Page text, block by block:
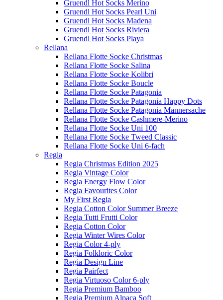
Gruendl Hot Socks Merino
Gruendl Hot Socks Pearl Uni
Gruendl Hot Socks Madena
Gruendl Hot Socks Riviera
Gruendl Hot Socks Playa
Rellana
Rellana Flotte Socke Christmas
Rellana Flotte Socke Salina
Rellana Flotte Socke Kolibri
Rellana Flotte Socke Boucle
Rellana Flotte Socke Patagonia
Rellana Flotte Socke Patagonia Happy Dots
Rellana Flotte Socke Patagonia Mannersache
Rellana Flotte Socke Cashmere-Merino
Rellana Flotte Socke Uni 100
Rellana Flotte Socke Tweed Classic
Rellana Flotte Socke Uni 6-fach
Regia
Regia Christmas Edition 2025
Regia Vintage Color
Regia Energy Flow Color
Regia Favourites Color
My First Regia
Regia Cotton Color Summer Breeze
Regia Tutti Frutti Color
Regia Cotton Color
Regia Winter Wires Color
Regia Color 4-ply
Regia Folkloric Color
Regia Design Line
Regia Pairfect
Regia Virtuoso Color 6-ply
Regia Premium Bamboo
Regia Premium Alpaca Soft